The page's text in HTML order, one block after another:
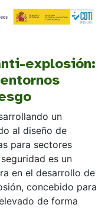
explosión:
un
al diseño de
para sectores
es un
en el desarrollo de
concebido para
de forma